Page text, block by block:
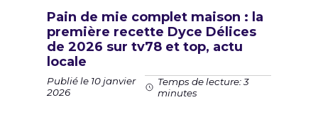
Pain de mie complet maison : la
première recette Dyce Délices
de 2026 sur tv78 et top, actu
locale
Publié le 10 janvier
2026
Temps de lecture: 3
minutes